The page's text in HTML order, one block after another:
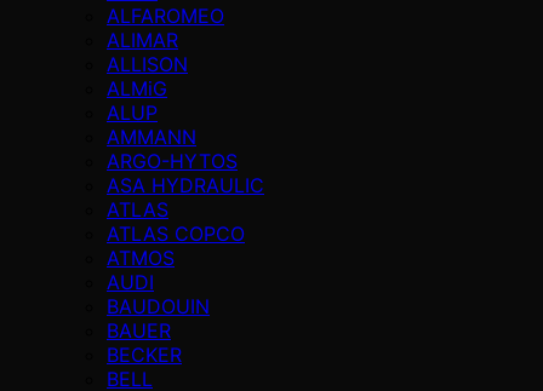
ALFAROMEO
ALIMAR
ALLISON
ALMiG
ALUP
AMMANN
ARGO-HYTOS
ASA HYDRAULIC
ATLAS
ATLAS COPCO
ATMOS
AUDI
BAUDOUIN
BAUER
BECKER
BELL